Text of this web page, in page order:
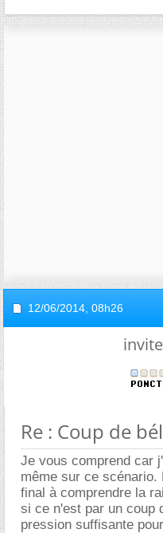
12/06/2014, 08h26
Re : Coup de
Je vous comprend car
même sur ce scénario.
final à comprendre la
si ce n'est par un coup
pression suffisante